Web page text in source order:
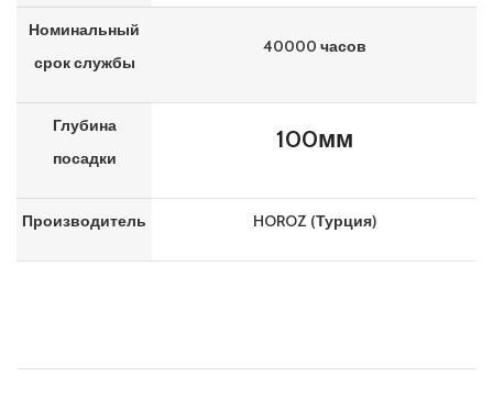
Номинальный
срок службы
40000 часов
Глубина
посадки
100мм
Производитель HOROZ (Турция)